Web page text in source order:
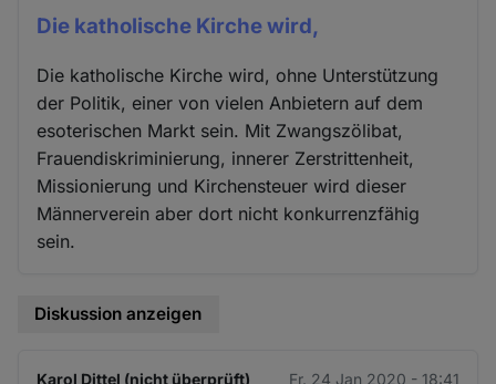
Die katholische Kirche wird,
Die katholische Kirche wird, ohne Unterstützung
der Politik, einer von vielen Anbietern auf dem
esoterischen Markt sein. Mit Zwangszölibat,
Frauendiskriminierung, innerer Zerstrittenheit,
Missionierung und Kirchensteuer wird dieser
Männerverein aber dort nicht konkurrenzfähig
sein.
Diskussion anzeigen
Karol Dittel (nicht überprüft) Fr. 24 Jan 2020 - 18:41